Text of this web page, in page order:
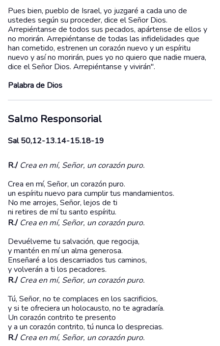
Pues bien, pueblo de Israel, yo juzgaré a cada uno de
ustedes según su proceder, dice el Señor Dios.
Arrepiéntanse de todos sus pecados, apártense de ellos y
no morirán. Arrepiéntanse de todas las infidelidades que
han cometido, estrenen un corazón nuevo y un espíritu
nuevo y así no morirán, pues yo no quiero que nadie muera,
dice el Señor Dios. Arrepiéntanse y vivirán".
Palabra de Dios
Salmo Responsorial
Sal 50,12-13.14-15.18-19
R./ Crea en mí, Señor, un corazón puro.
Crea en mí, Señor, un corazón puro.
un espíritu nuevo para cumplir tus mandamientos.
No me arrojes, Señor, lejos de ti
ni retires de mí tu santo espíritu.
R./ Crea en mí, Señor, un corazón puro.
Devuélveme tu salvación, que regocija,
y mantén en mí un alma generosa.
Enseñaré a los descarriados tus caminos,
y volverán a ti los pecadores.
R./ Crea en mí, Señor, un corazón puro.
Tú, Señor, no te complaces en los sacrificios,
y si te ofreciera un holocausto, no te agradaría.
Un corazón contrito te presento
y a un corazón contrito, tú nunca lo desprecias.
R./ Crea en mí, Señor, un corazón puro.